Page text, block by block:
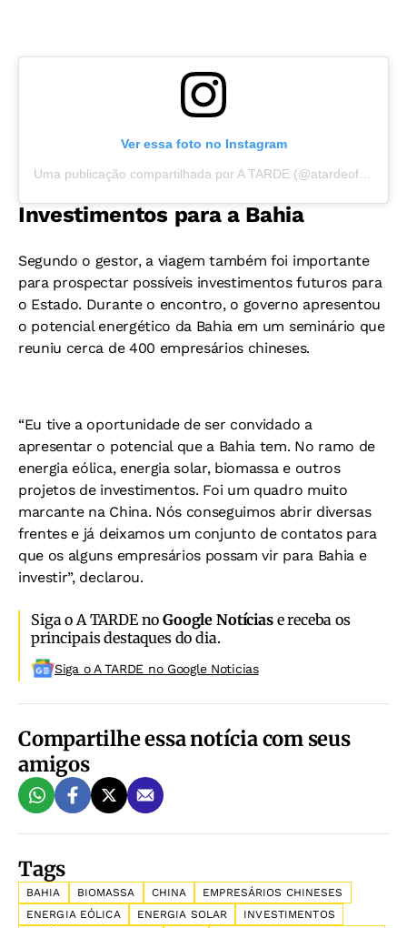
Ver essa foto no Instagram
Investimentos para a Bahia
Segundo o gestor, a viagem também foi importante
para prospectar possíveis investimentos futuros para
o Estado. Durante o encontro, o governo apresentou
o potencial energético da Bahia em um seminário que
reuniu cerca de 400 empresários chineses.
“Eu tive a oportunidade de ser convidado a
apresentar o potencial que a Bahia tem. No ramo de
energia eólica, energia solar, biomassa e outros
projetos de investimentos. Foi um quadro muito
marcante na China. Nós conseguimos abrir diversas
frentes e já deixamos um conjunto de contatos para
que os alguns empresários possam vir para Bahia e
investir”, declarou.
Siga o A TARDE noGoogle Notíciase receba os
principais destaques do dia.
Siga o A TARDE no Google Noticias
Compartilhe essa notícia com seus
amigos
Tags
BAHIA BIOMASSA CHINA
EMPRESÁRIOS CHINESES
ENERGIA EÓLICA
ENERGIA SOLAR
INVESTIMENTOS